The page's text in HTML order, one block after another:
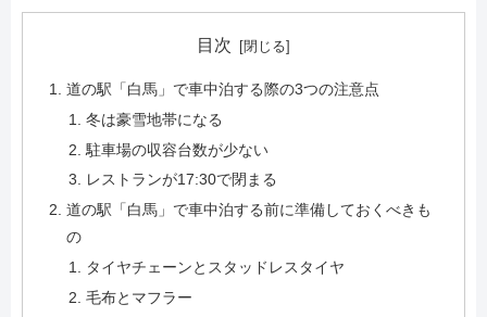
目次
道の駅「白馬」で車中泊する際の3つの注意点
冬は豪雪地帯になる
駐車場の収容台数が少ない
レストランが17:30で閉まる
道の駅「白馬」で車中泊する前に準備しておくべきも
の
タイヤチェーンとスタッドレスタイヤ
毛布とマフラー